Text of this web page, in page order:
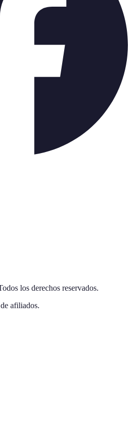
los derechos reservados.
afiliados.